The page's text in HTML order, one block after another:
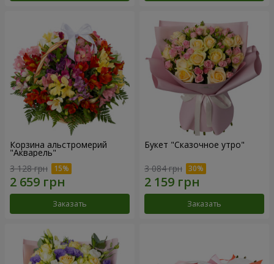
Корзина альстромерий
"Акварель"
3 128 грн
Заказать
Букет "Сказочное утро"
3 084 грн
Заказать